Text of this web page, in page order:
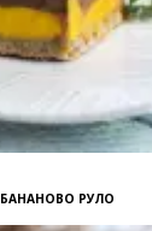
БАНАНОВО РУЛО